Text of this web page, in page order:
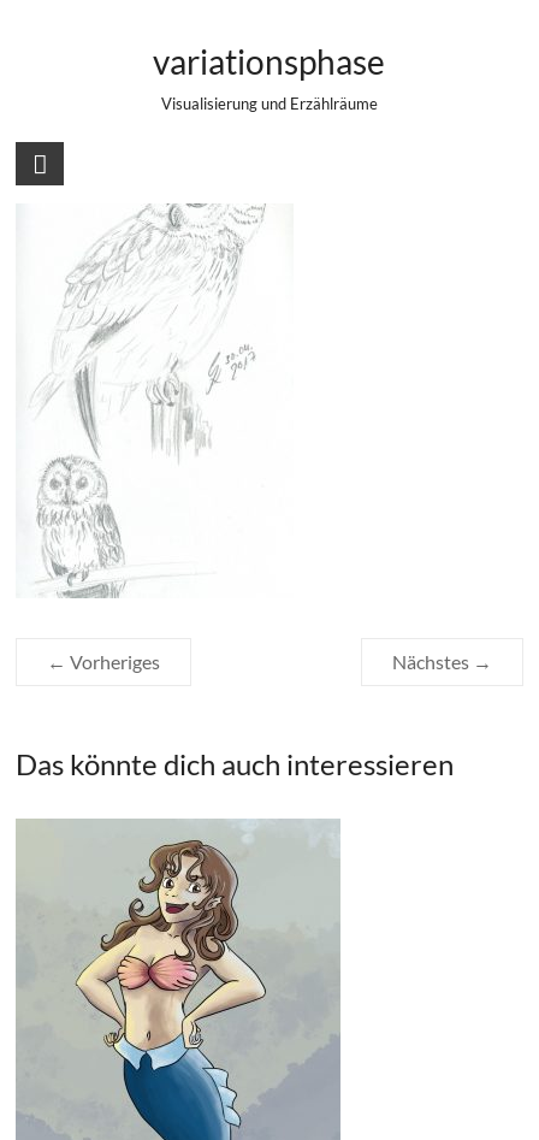
variationsphase
Visualisierung und Erzählräume
Bleistiftzeichnungen eines Waldkauzes
← Vorheriges Nächstes →
Das könnte dich auch interessieren